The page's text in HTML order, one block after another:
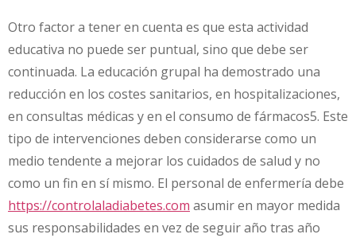
Otro factor a tener en cuenta es que esta actividad
educativa no puede ser puntual, sino que debe ser
continuada. La educación grupal ha demostrado una
reducción en los costes sanitarios, en hospitalizaciones,
en consultas médicas y en el consumo de fármacos5. Este
tipo de intervenciones deben considerarse como un
medio tendente a mejorar los cuidados de salud y no
como un fin en sí mismo. El personal de enfermería debe
https://controlaladiabetes.com asumir en mayor medida
sus responsabilidades en vez de seguir año tras año